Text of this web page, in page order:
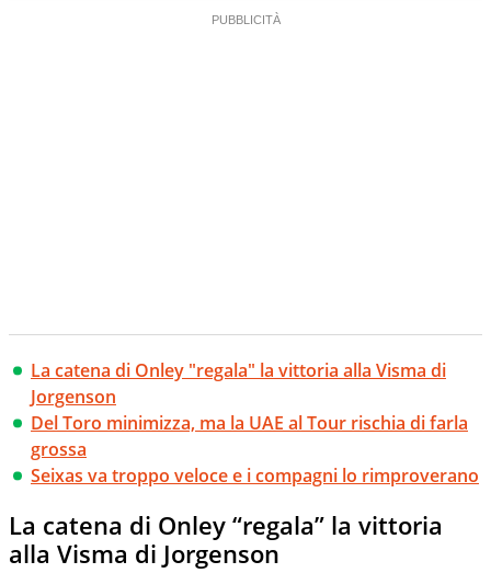
La catena di Onley "regala" la vittoria alla Visma di
Jorgenson
Del Toro minimizza, ma la UAE al Tour rischia di farla
grossa
Seixas va troppo veloce e i compagni lo rimproverano
La catena di Onley “regala” la vittoria
alla Visma di Jorgenson